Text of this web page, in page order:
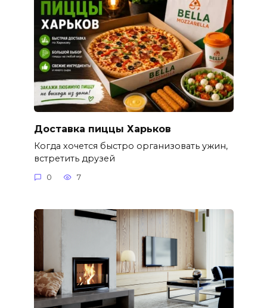
Доставка пиццы Харьков
Когда хочется быстро организовать ужин,
встретить друзей
0 7